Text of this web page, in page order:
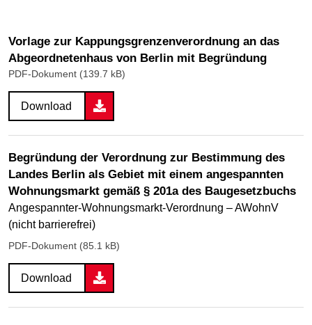
Vorlage zur Kappungsgrenzenverordnung an das
Abgeordnetenhaus von Berlin mit Begründung
PDF-Dokument (139.7 kB)
Download
Begründung der Verordnung zur Bestimmung des
Landes Berlin als Gebiet mit einem angespannten
Wohnungsmarkt gemäß § 201a des Baugesetzbuchs
Angespannter-Wohnungsmarkt-Verordnung – AWohnV
(nicht barrierefrei)
PDF-Dokument (85.1 kB)
Download